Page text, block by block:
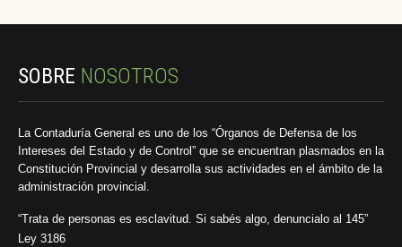
SOBRE NOSOTROS
La Contaduría General es uno de los “Órganos de Defensa de los
Intereses del Estado y de Control” que se encuentran plasmados en la
Constitución Provincial y desarrolla sus actividades en el ámbito de la
administración provincial.
“Trata de personas es esclavitud. Si sabés algo, denuncialo al 145”
Ley 3186